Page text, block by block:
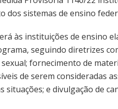
dos sistemas de ensino
às instituições de ensino
seguindo diretrizes
fornecimento de
de serem consideradas
situações; e divulgação de